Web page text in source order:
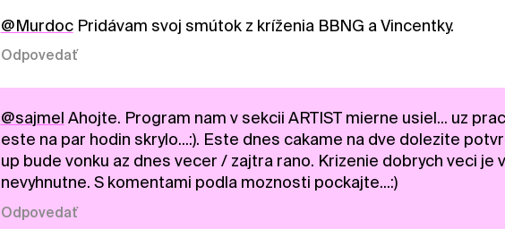
@MurdocPridávam svoj smútok z kríženia BBNG a Vincentky.
Odpovedať
@sajmel Ahojte. Program nam v sekcii ARTIST mierne usiel... uz
este na par hodin skrylo...:). Este dnes cakame na dve dolezite
up bude vonku az dnes vecer / zajtra rano. Krizenie dobrych veci je
nevyhnutne. S komentami podla moznosti pockajte...:)
Odpovedať